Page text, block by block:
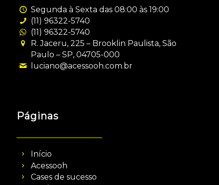
Segunda à Sexta das 08:00 às 19:00
(11) 96322-5740
(11) 96322-5740
R. Jaceru, 225 – Brooklin Paulista, São
Paulo – SP, 04705-000
luciano@acessooh.com.br
Páginas
Início
Acessooh
Cases de sucesso